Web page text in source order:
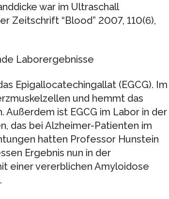
war im Ultraschall
Zeitschrift “Blood” 2007, 110(6),
Laborergebnisse
Epigallocatechingallat (EGCG). Im
und hemmt das
ist EGCG im Labor in der
das bei Alzheimer-Patienten im
hatten Professor Hunstein
Ergebnis nun in der
einer vererblichen Amyloidose